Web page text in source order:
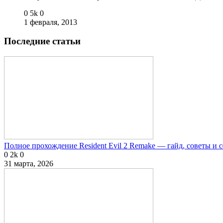
0 5k 0
1 февраля, 2013
Последние статьи
Полное прохождение Resident Evil 2 Remake — гайд, советы и
0 2k 0
31 марта, 2026